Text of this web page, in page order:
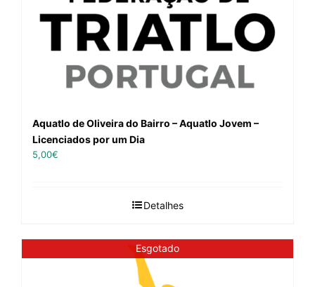
Aquatlo de Oliveira do Bairro – Aquatlo Jovem –
Licenciados por um Dia
5,00€
Detalhes
Esgotado